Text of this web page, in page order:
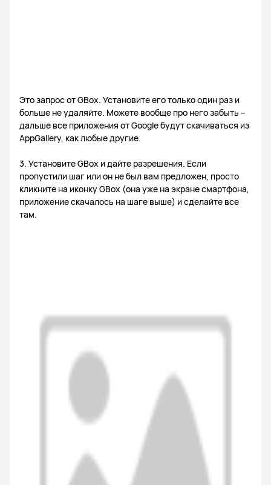
Это запрос от GBox. Установите его только один раз и
больше не удаляйте. Можете вообще про него забыть –
дальше все приложения от Google будут скачиваться из
AppGallery, как любые другие.
3. Установите GBox и дайте разрешения. Если
пропустили шаг или он не был вам предложен, просто
кликните на иконку GBox (она уже на экране смартфона,
приложение скачалось на шаге выше) и сделайте все
там.